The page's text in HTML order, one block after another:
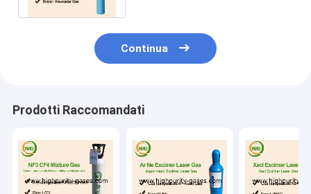
Continua
Prodotti Raccomandati